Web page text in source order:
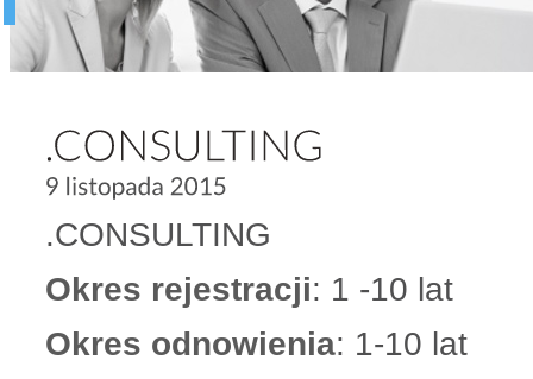
.CONSULTING
Okres rejestracji: 1 -10 lat
Okres odnowienia: 1-10 lat